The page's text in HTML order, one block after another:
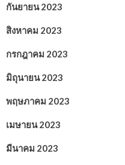
กันยายน 2023
สิงหาคม 2023
กรกฎาคม 2023
มิถุนายน 2023
พฤษภาคม 2023
เมษายน 2023
มีนาคม 2023